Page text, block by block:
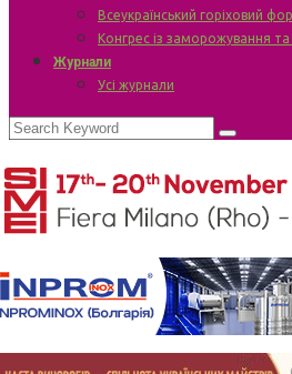
Всеукраїнський горіховий
Конгрес із заморожування та
Журнали
Усі журнали